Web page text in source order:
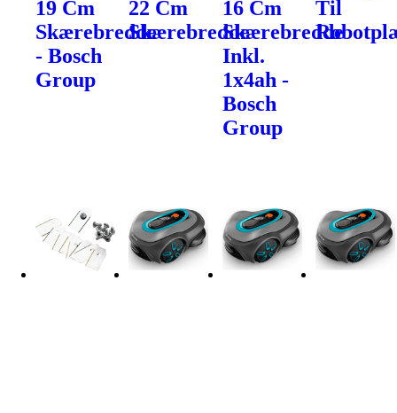
19 Cm
Skærebredde
- Bosch
Group
22 Cm
Skærebredde
16 Cm
Skærebredde
Inkl.
1x4ah -
Bosch
Group
Til